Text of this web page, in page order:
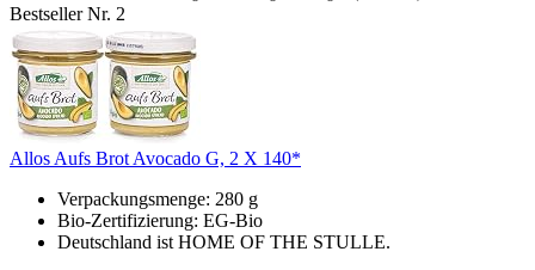
Bestseller Nr. 2
Allos Aufs Brot Avocado G, 2 X 140*
Verpackungsmenge: 280 g
Bio-Zertifizierung: EG-Bio
Deutschland ist HOME OF THE STULLE.